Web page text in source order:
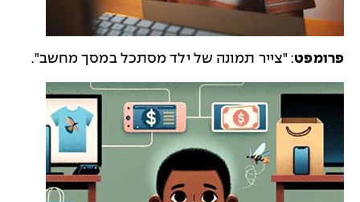
פרומפט: "צייר תמונה של ילד מסתכל במסך מחשב".